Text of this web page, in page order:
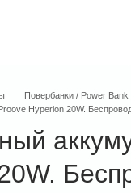
Повербанки / Power Bank
Hyperion 20W.